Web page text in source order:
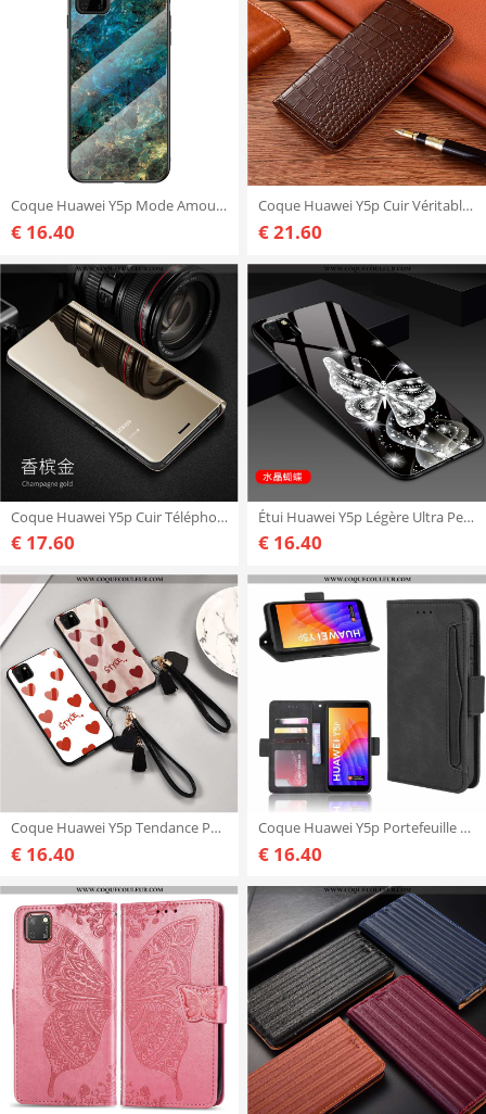
Coque Huawei Y5p Mode Amoureux Silicone, Housse Huawei Y5p Protection Incassable Bleu
€ 16.40
Coque Huawei Y5p Cuir Véritable Téléphone Portable, Housse Huawei Y5p Protection Tout Compris Marron
€ 21.60
Coque Huawei Y5p Cuir Téléphone Portable Business, Housse Huawei Y5p Protection Or Doré
€ 17.60
Étui Huawei Y5p Légère Ultra Personnalité, Coque Huawei Y5p Mode Tout Compris Noir
€ 16.40
Coque Huawei Y5p Tendance Personnalité Blanc, Housse Huawei Y5p Légère Ultra Blanche
€ 16.40
Coque Huawei Y5p Portefeuille Noir Étui, Housse Huawei Y5p Cuir
€ 16.40